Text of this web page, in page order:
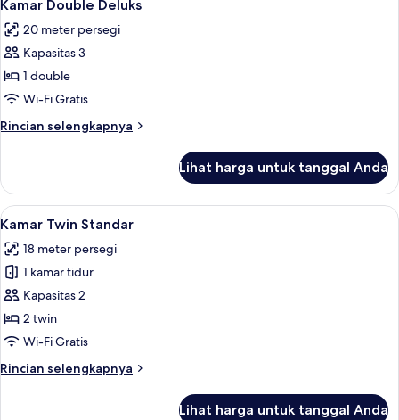
tub
semua
foto
untuk
Kamar
Double
Deluks
Kamar Double Deluks
20 meter persegi
Kapasitas 3
1 double
Wi-Fi Gratis
Rincian selengkapnya
Rincian
Kamar
Double
Deluks
Lihat harga untuk tanggal Anda
Lihat
semua
foto
untuk
Kamar
Twin
Standar
Kamar Twin Standar | Seprai
15
Kamar Twin Standar
18 meter persegi
1 kamar tidur
Kapasitas 2
2 twin
Wi-Fi Gratis
Rincian selengkapnya
Rincian
Lihat harga untuk tanggal Anda